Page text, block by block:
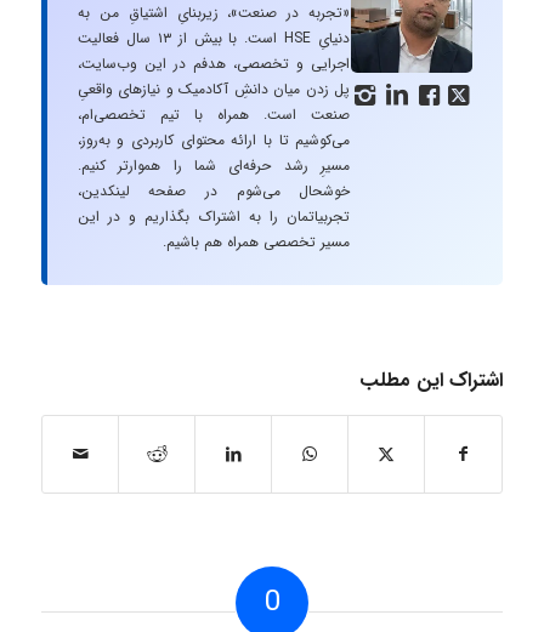
   
«تجربه در صنعت»، زیربنایِ اشتیاقِ من به
دنیایِ HSE است. با بیش از ۱۳ سال فعالیت
اجرایی و تخصصی، هدفم در این وب‌سایت،
پل زدن میان دانشِ آکادمیک و نیازهای واقعیِ
صنعت است. همراه با تیم تخصصی‌ام،
می‌کوشیم تا با ارائه محتوای کاربردی و به‌روز،
مسیرِ رشد حرفه‌ای شما را هموارتر کنیم.
خوشحال می‌شوم در صفحه لینکدین،
تجربیاتمان را به اشتراک بگذاریم و در این
مسیر تخصصی همراه هم باشیم.
اشتراک این مطلب
0